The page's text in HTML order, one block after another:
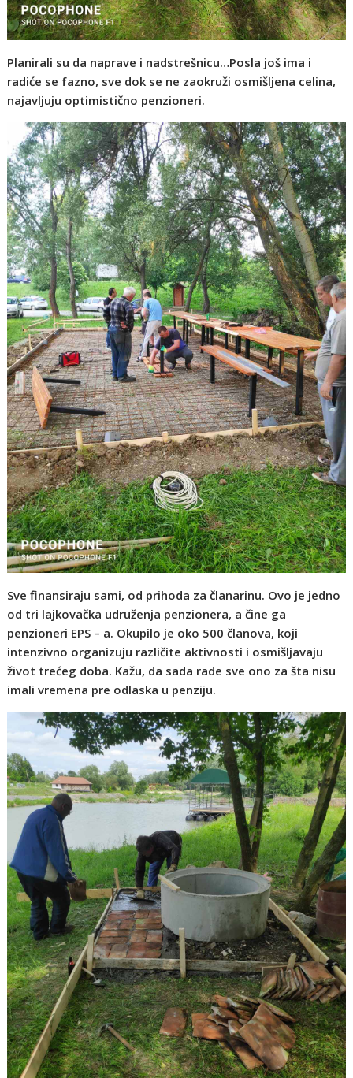
Planirali su da naprave i nadstrešnicu…Posla još ima i
radiće se fazno, sve dok se ne zaokruži osmišljena celina,
najavljuju optimistično penzioneri.
Sve finansiraju sami, od prihoda za članarinu. Ovo je jedno
od tri lajkovačka udruženja penzionera, a čine ga
penzioneri EPS – a. Okupilo je oko 500 članova, koji
intenzivno organizuju različite aktivnosti i osmišljavaju
život trećeg doba. Kažu, da sada rade sve ono za šta nisu
imali vremena pre odlaska u penziju.